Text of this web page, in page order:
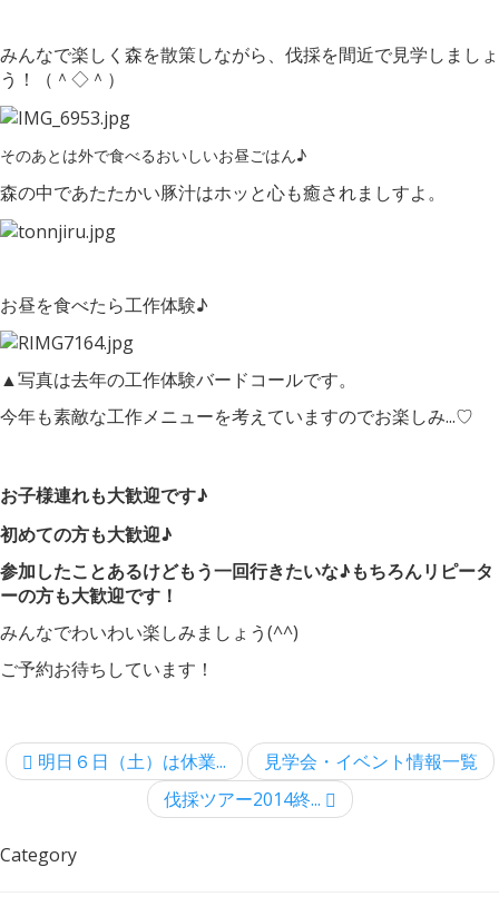
みんなで楽しく森を散策しながら、伐採を間近で見学しましょ
う！（＾◇＾）
そのあとは外で食べるおいしいお昼ごはん♪
森の中であたたかい豚汁はホッと心も癒されましすよ。
お昼を食べたら工作体験♪
▲写真は去年の工作体験バードコールです。
今年も素敵な工作メニューを考えていますのでお楽しみ...♡
お子様連れも大歓迎です♪
初めての方も大歓迎♪
参加したことあるけどもう一回行きたいな♪もちろんリピータ
ーの方も大歓迎です！
みんなでわいわい楽しみましょう(^^)
ご予約お待ちしています！
明日６日（土）は休業...
見学会・イベント情報一覧
伐採ツアー2014終...
Category